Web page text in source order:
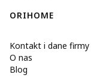
ORIHOME
Kontakt i dane firmy
O nas
Blog